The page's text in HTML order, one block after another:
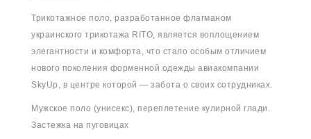
Трикотажное поло, разработанное флагманом
украинского трикотажа RITO, является воплощением
элегантности и комфорта, что стало особым отличием
нового поколения форменной одежды авиакомпании
SkyUp, в центре которой — забота о своих сотрудниках.
Мужское поло (унисекс), переплетение кулирной глади.
Застежка на пуговицах